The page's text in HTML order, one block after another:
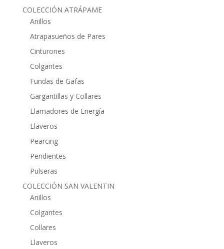
COLECCIÓN ATRÁPAME
Anillos
Atrapasueños de Pares
Cinturones
Colgantes
Fundas de Gafas
Gargantillas y Collares
Llamadores de Energía
Llaveros
Pearcing
Pendientes
Pulseras
COLECCIÓN SAN VALENTIN
Anillos
Colgantes
Collares
Llaveros